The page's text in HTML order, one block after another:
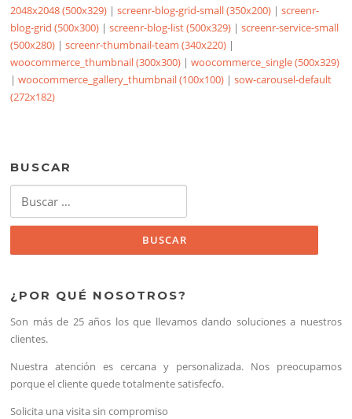
2048x2048 (500x329) |screenr-blog-grid-small (350x200) |screenr-
blog-grid (500x300) |screenr-blog-list (500x329) |screenr-service-small
(500x280) |screenr-thumbnail-team (340x220) |
woocommerce_thumbnail (300x300) |woocommerce_single (500x329)
|woocommerce_gallery_thumbnail (100x100) |sow-carousel-default
(272x182)
BUSCAR
¿POR QUÉ NOSOTROS?
Son más de 25 años los que llevamos dando soluciones a nuestros
clientes.
Nuestra atención es cercana y personalizada. Nos preocupamos
porque el cliente quede totalmente satisfecfo.
Solicita una visita sin compromiso